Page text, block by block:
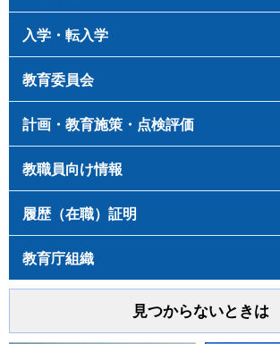
入学・転入学
教育委員会
計画・教育施策・点検評価
教職員向け情報
履歴（在職）証明
教育庁組織
見つからないときは